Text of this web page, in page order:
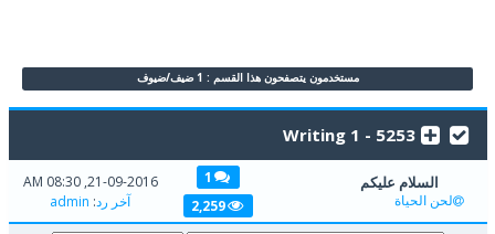
مستخدمون يتصفحون هذا القسم : 1 ضيف/ضيوف
5253 - Writing 1
السلام عليكم
لحن الحياة
1
2,259
21-09-2016, 08:30 AM
آخر رد:
admin